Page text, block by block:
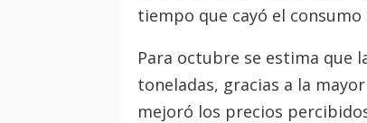
tiempo que cayó el
Para octubre se estima que
toneladas, gracias a la
mejoró los precios